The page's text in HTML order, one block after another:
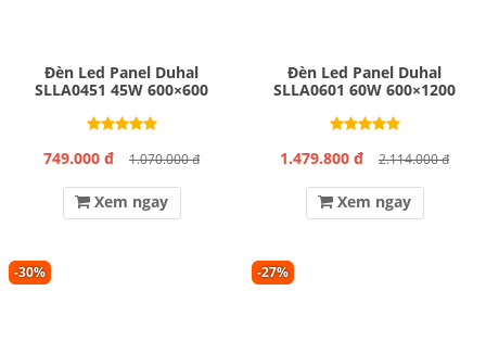
Đèn Led Panel Duhal
SLLA0451 45W 600×600
749.000 đ 1.070.000 đ
Xem ngay
Đèn Led Panel Duhal
SLLA0601 60W 600×1200
1.479.800 đ 2.114.000 đ
Xem ngay
-30% -27%